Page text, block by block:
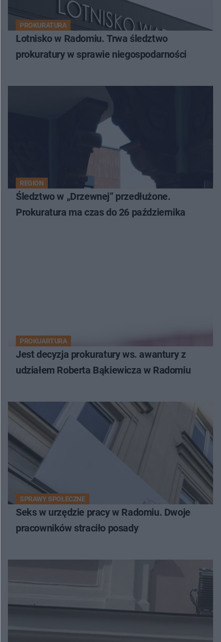
PROKURATURA
Lotnisko w Radomiu. Trwa śledztwo
prokuratury w sprawie niegospodarności
REGION
Śledztwo w „Drzewnej” przedłużone.
Prokuratura ma czas do 26 października
PROKUARTURA
Jest decyzja prokuratury ws. awantury z
udziałem Roberta Bąkiewicza w Radomiu
SPRAWY SPOŁECZNE
Seks w urzędzie pracy w Radomiu. Dwoje
pracowników straciło posady